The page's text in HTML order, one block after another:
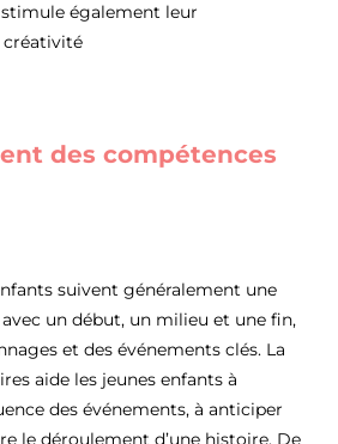
également leur
des compétences
suivent généralement une
un début, un milieu et une fin,
et des événements clés. La
aide les jeunes enfants à
des événements, à anticiper
le déroulement d’une histoire. De